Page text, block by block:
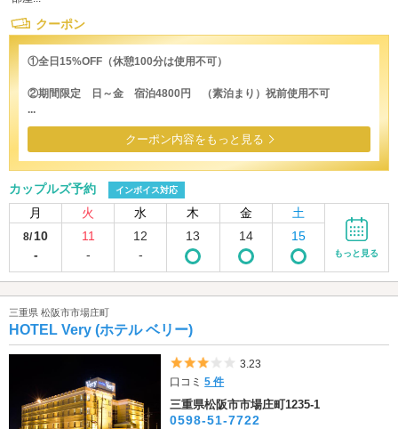
クーポン
①全日15%OFF（休憩100分は使用不可）
②期間限定 日～金 宿泊4800円 （素泊まり）祝前使用不可
...
クーポン内容をもっと見る
カップルズ予約 インボイス対応
月 火 水 木 金 土
8/10
-
11
-
12
-
13 14 15
もっと見る
三重県 松阪市市場庄町
HOTEL Very (ホテル ベリー)
5つ星のうち3
3.23
口コミ5 件
三重県松阪市市場庄町1235-1
0598-51-7722